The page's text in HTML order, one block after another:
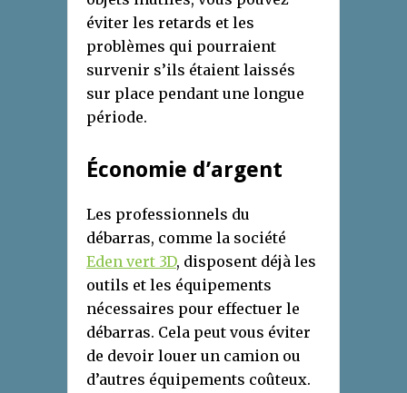
éviter les retards et les
problèmes qui pourraient
survenir s’ils étaient laissés
sur place pendant une longue
période.
Économie d’argent
Les professionnels du
débarras, comme la société
Eden vert 3D, disposent déjà les
outils et les équipements
nécessaires pour effectuer le
débarras. Cela peut vous éviter
de devoir louer un camion ou
d’autres équipements coûteux.